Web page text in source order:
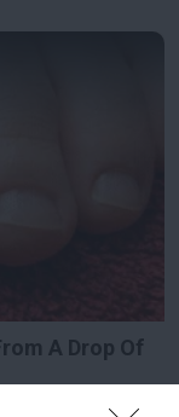
A Drop Of